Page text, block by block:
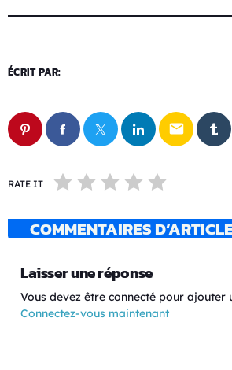
ÉCRIT PAR:
email
RATE IT
COMMENTAIRES
Laisser une réponse
Vous devez être connecté pour ajouter
Connectez-vous maintenant